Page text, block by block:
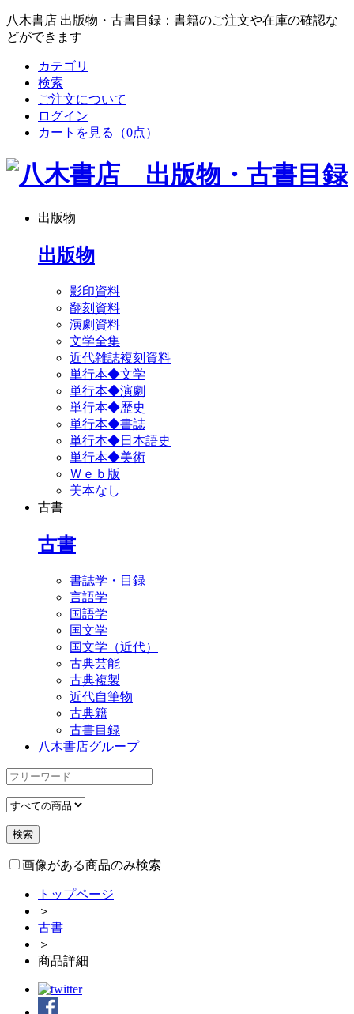
八木書店 出版物・古書目録：書籍のご注文や在庫の確認な
どができます
カテゴリ
検索
ご注文について
ログイン
カートを見る
（0点）
出版物
出版物
影印資料
翻刻資料
演劇資料
文学全集
近代雑誌複刻資料
単行本◆文学
単行本◆演劇
単行本◆歴史
単行本◆書誌
単行本◆日本語史
単行本◆美術
Ｗｅｂ版
美本なし
古書
古書
書誌学・目録
言語学
国語学
国文学
国文学（近代）
古典芸能
古典複製
近代自筆物
古典籍
古書目録
八木書店グループ
画像がある商品のみ検索
トップページ
＞
古書
＞
商品詳細